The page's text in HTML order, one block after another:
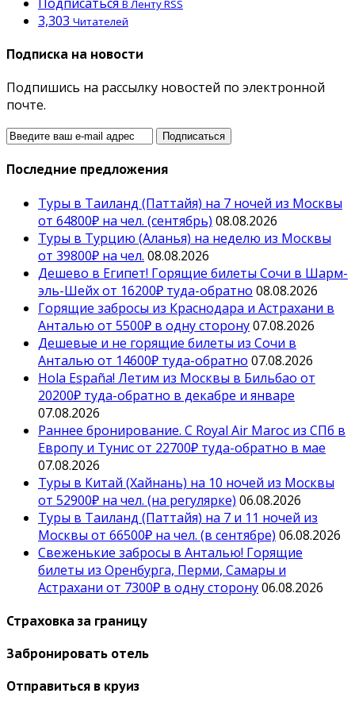
В Ленту RSS
3,303 Читателей
Подписка на новости
Подпишись на рассылку новостей по электронной
почте.
Последние предложения
Туры в Таиланд (Паттайя) на 7 ночей из Москвы
от 64800₽ на чел. (сентябрь) 08.08.2026
Туры в Турцию (Аланья) на неделю из Москвы
от 39800₽ на чел. 08.08.2026
Дешево в Египет! Горящие билеты Сочи в Шарм-
эль-Шейх от 16200₽ туда-обратно 08.08.2026
Горящие забросы из Краснодара и Астрахани в
Анталью от 5500₽ в одну сторону07.08.2026
Дешевые и не горящие билеты из Сочи в
Анталью от 14600₽ туда-обратно 07.08.2026
Hola España! Летим из Москвы в Бильбао от
20200₽ туда-обратно в декабре и январе
07.08.2026
Раннее бронирование. С Royal Air Maroc из СПб в
Европу и Тунис от 22700₽ туда-обратно в мае
07.08.2026
Туры в Китай (Хайнань) на 10 ночей из Москвы
от 52900₽ на чел. (на регулярке) 06.08.2026
Туры в Таиланд (Паттайя) на 7 и 11 ночей из
Москвы от 66500₽ на чел. (в сентябре) 06.08.2026
Свеженькие забросы в Анталью! Горящие
билеты из Оренбурга, Перми, Самары и
Астрахани от 7300₽ в одну сторону06.08.2026
Страховка за границу
Забронировать отель
Отправиться в круиз